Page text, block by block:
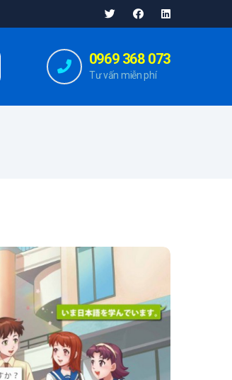
0969 368 073
Tư vấn miễn phí